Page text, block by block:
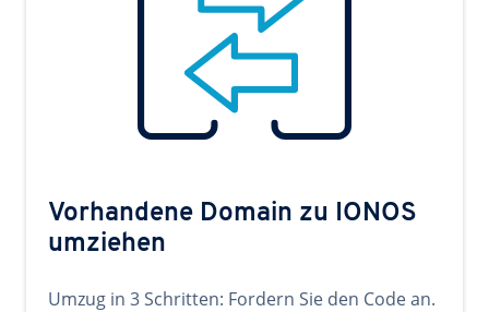
Vorhandene Domain zu IONOS
umziehen
Umzug in 3 Schritten: Fordern Sie den Code an.